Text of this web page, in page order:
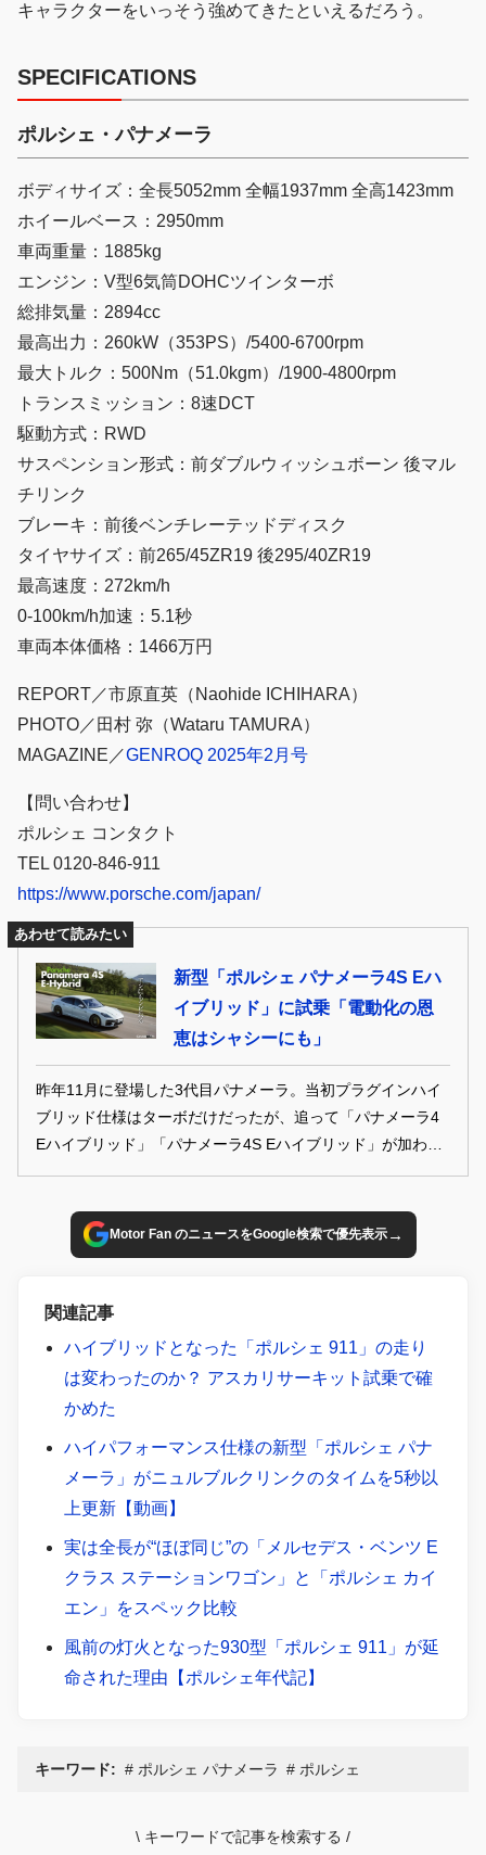
キャラクターをいっそう強めてきたといえるだろう。
SPECIFICATIONS
ポルシェ・パナメーラ
ボディサイズ：全長5052mm 全幅1937mm 全高1423mm
ホイールベース：2950mm
車両重量：1885kg
エンジン：V型6気筒DOHCツインターボ
総排気量：2894cc
最高出力：260kW（353PS）/5400-6700rpm
最大トルク：500Nm（51.0kgm）/1900-4800rpm
トランスミッション：8速DCT
駆動方式：RWD
サスペンション形式：前ダブルウィッシュボーン 後マル
チリンク
ブレーキ：前後ベンチレーテッドディスク
タイヤサイズ：前265/45ZR19 後295/40ZR19
最高速度：272km/h
0-100km/h加速：5.1秒
車両本体価格：1466万円
REPORT／市原直英（Naohide ICHIHARA）
PHOTO／田村 弥（Wataru TAMURA）
MAGAZINE／GENROQ 2025年2月号
【問い合わせ】
ポルシェ コンタクト
TEL 0120-846-911
https://www.porsche.com/japan/
あわせて読みたい
新型「ポルシェ パナメーラ4S Eハ
イブリッド」に試乗「電動化の恩
恵はシャシーにも」
昨年11月に登場した3代目パナメーラ。当初プラグインハイ
ブリッド仕様はターボだけだったが、追って「パナメーラ4
Eハイブリッド」「パナメーラ4S Eハイブリッド」が加わっ
2024年9月号より転載・再構成）
Motor Fan のニュースをGoogle検索で優先表示→
関連記事
ハイブリッドとなった「ポルシェ 911」の走り
は変わったのか？ アスカリサーキット試乗で確
かめた
ハイパフォーマンス仕様の新型「ポルシェ パナ
メーラ」がニュルブルクリンクのタイムを5秒以
上更新【動画】
実は全長が“ほぼ同じ”の「メルセデス・ベンツ E
クラス ステーションワゴン」と「ポルシェ カイ
エン」をスペック比較
風前の灯火となった930型「ポルシェ 911」が延
命された理由【ポルシェ年代記】
キーワード: ポルシェ パナメーラ ポルシェ
\ キーワードで記事を検索する /